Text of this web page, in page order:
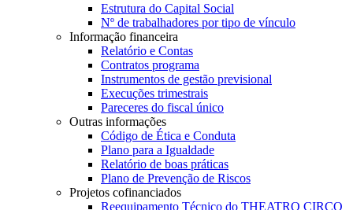
Estrutura do Capital Social
Nº de trabalhadores por tipo de vínculo
Informação financeira
Relatório e Contas
Contratos programa
Instrumentos de gestão previsional
Execuções trimestrais
Pareceres do fiscal único
Outras informações
Código de Ética e Conduta
Plano para a Igualdade
Relatório de boas práticas
Plano de Prevenção de Riscos
Projetos cofinanciados
Reequipamento Técnico do THEATRO CIRCO